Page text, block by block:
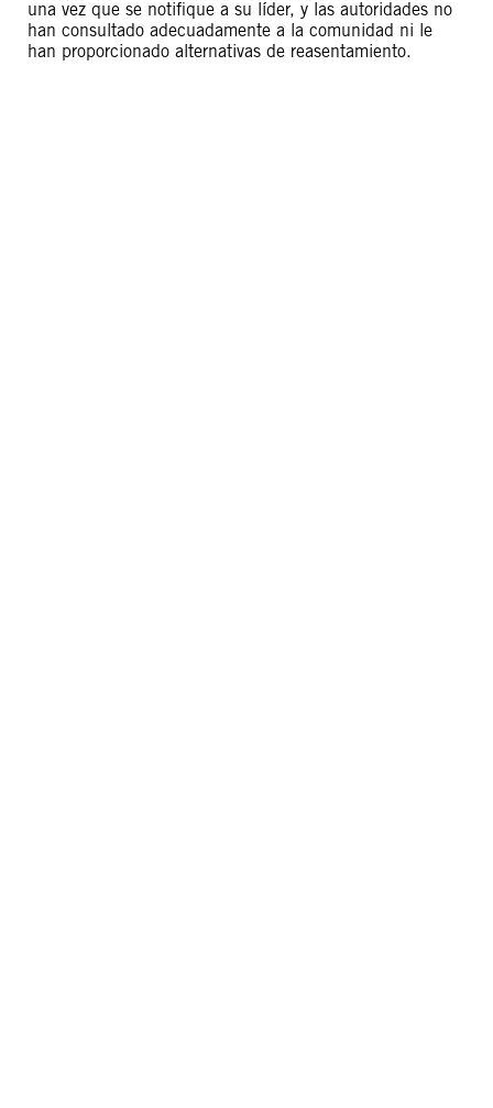
una vez que se notifique a su líder, y las autoridades no
han consultado adecuadamente a la comunidad ni le
han proporcionado alternativas de reasentamiento.